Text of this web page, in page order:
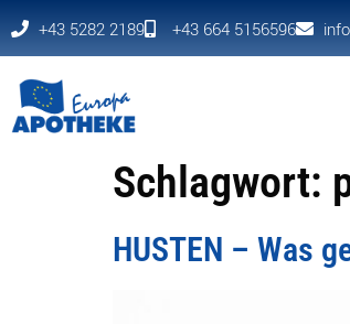
+43 5282 2189 +43 664 5156596
Schlagwort:
HUSTEN – Was